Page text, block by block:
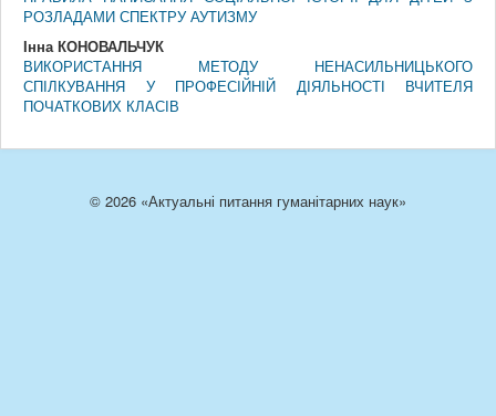
РОЗЛАДАМИ СПЕКТРУ АУТИЗМУ
Інна КОНОВАЛЬЧУК
ВИКОРИСТАННЯ МЕТОДУ НЕНАСИЛЬНИЦЬКОГО
СПІЛКУВАННЯ У ПРОФЕСІЙНІЙ ДІЯЛЬНОСТІ ВЧИТЕЛЯ
ПОЧАТКОВИХ КЛАСІВ
© 2026 «Актуальні питання гуманітарних наук»